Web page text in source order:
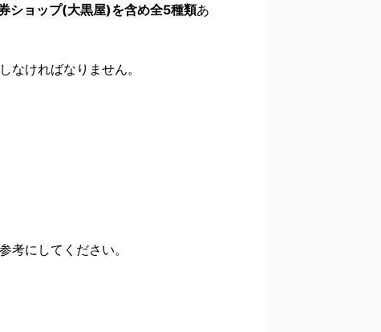
ショップ(大黒屋)を含め全5種類あ
なければなりません。
考にしてください。